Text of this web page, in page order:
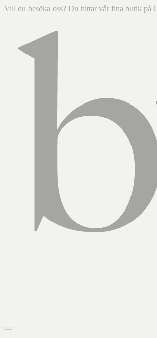
Vill du besöka oss? Du hittar vår fina butik på